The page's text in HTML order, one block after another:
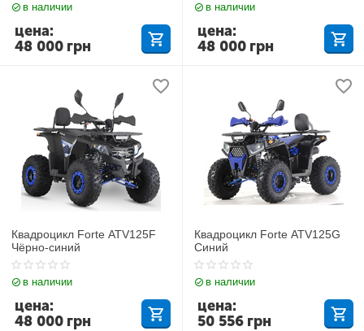
в наличии
48 000 грн
цена:
в наличии
48 000 грн
цена:
Квадроцикл Forte ATV125F
Чёрно-синий
в наличии
48 000 грн
цена:
Квадроцикл Forte ATV125G
Синий
в наличии
50 556 грн
цена: